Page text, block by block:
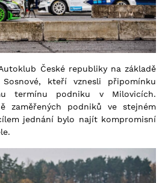
České republiky na základě
kteří vznesli připomínku
termínu podniku v Milovicích.
zaměřených podniků ve stejném
jednání bylo najít kompromisní